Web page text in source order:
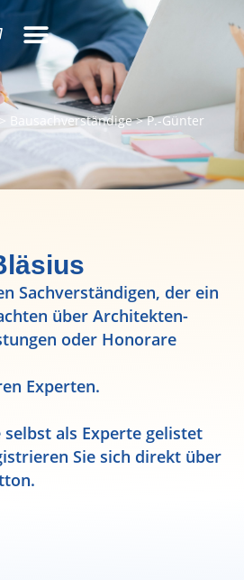
Bausachverständige>P.-Günter
Sachverständigen, der ein
über Architekten-
oder Honorare
Experten.
als Experte gelistet
Sie sich direkt über